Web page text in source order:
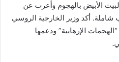
الأبيض بالهجوم وأعرب عن
أكد وزير الخارجية الروسي
الإرهابية” ودعمها